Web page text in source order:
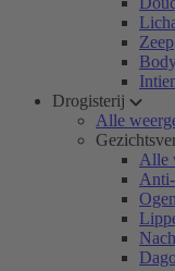
Zeep
Drogisterij
Alle
Alle
Ogen